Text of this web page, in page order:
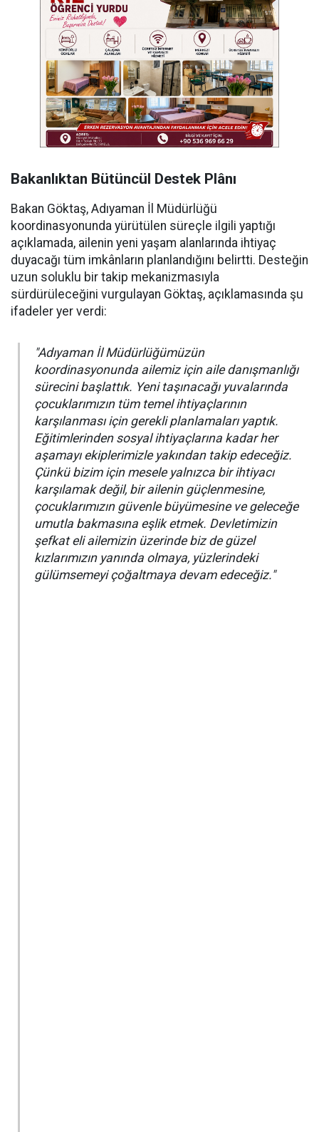
Bakanlıktan Bütüncül Destek Plânı
Bakan Göktaş, Adıyaman İl Müdürlüğü
koordinasyonunda yürütülen süreçle ilgili yaptığı
açıklamada, ailenin yeni yaşam alanlarında ihtiyaç
duyacağı tüm imkânların planlandığını belirtti. Desteğin
uzun soluklu bir takip mekanizmasıyla
sürdürüleceğini vurgulayan Göktaş, açıklamasında şu
ifadeler yer verdi:
"Adıyaman İl Müdürlüğümüzün
koordinasyonunda ailemiz için aile danışmanlığı
sürecini başlattık. Yeni taşınacağı yuvalarında
çocuklarımızın tüm temel ihtiyaçlarının
karşılanması için gerekli planlamaları yaptık.
Eğitimlerinden sosyal ihtiyaçlarına kadar her
aşamayı ekiplerimizle yakından takip edeceğiz.
Çünkü bizim için mesele yalnızca bir ihtiyacı
karşılamak değil, bir ailenin güçlenmesine,
çocuklarımızın güvenle büyümesine ve geleceğe
umutla bakmasına eşlik etmek. Devletimizin
şefkat eli ailemizin üzerinde biz de güzel
kızlarımızın yanında olmaya, yüzlerindeki
gülümsemeyi çoğaltmaya devam edeceğiz."